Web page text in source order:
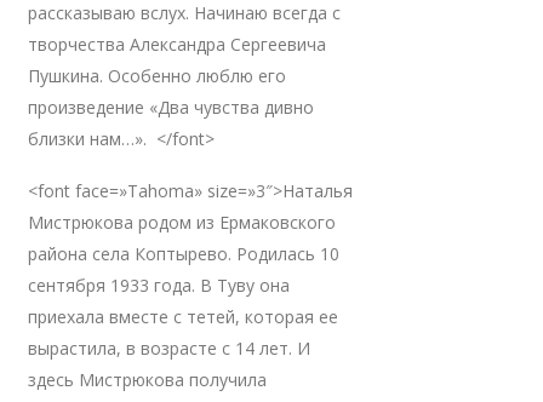
рассказываю вслух. Начинаю всегда с
творчества Александра Сергеевича
Пушкина. Особенно люблю его
произведение «Два чувства дивно
близки нам…». </font>
<font face=»Tahoma» size=»3″>Наталья
Мистрюкова родом из Ермаковского
района села Коптырево. Родилась 10
сентября 1933 года. В Туву она
приехала вместе с тетей, которая ее
вырастила, в возрасте с 14 лет. И
здесь Мистрюкова получила